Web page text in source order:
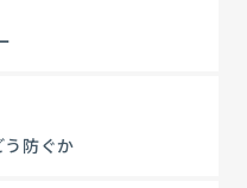
防ぐか